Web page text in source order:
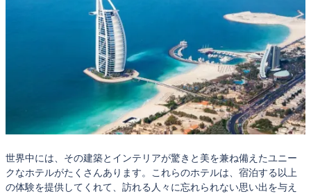
世界中には、その建築とインテリアが驚きと美を兼ね備えたユニー
クなホテルがたくさんあります。これらのホテルは、宿泊する以上
の体験を提供してくれて、訪れる人々に忘れられない思い出を与え